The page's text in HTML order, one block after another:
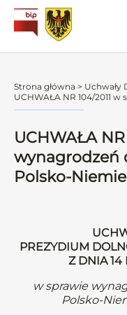
Strona główna > Uchwały
UCHWAŁA NR 104/2011
UCHWAŁA
wynagrodzeń
Polsko-
PREZYDIUM
Z DNIA 14
w sprawie
Polsko-